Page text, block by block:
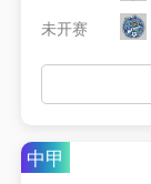
未开赛
中甲